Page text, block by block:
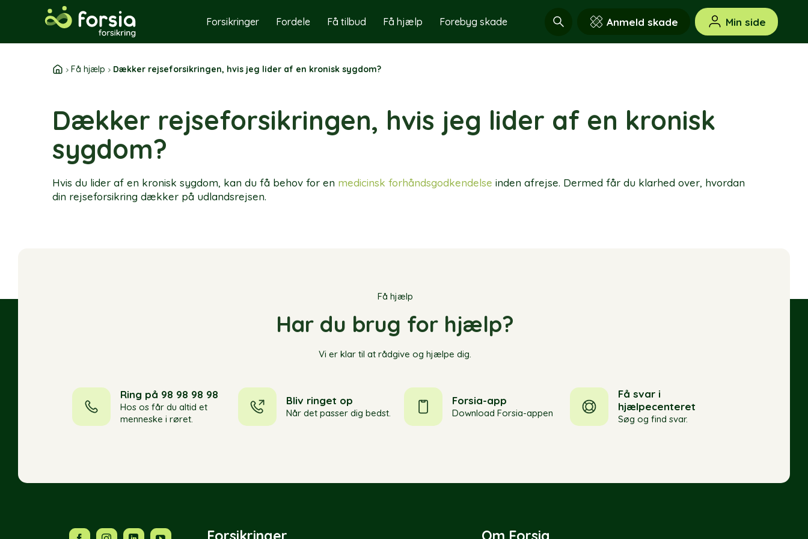
Forsikringer Fordele Få tilbud Få hjælp Forebyg skade Anmeld skade Min side
Få hjælp Dækker rejseforsikringen, hvis jeg lider af en kronisk sygdom?
Dækker rejseforsikringen, hvis jeg lider af en kronisk
sygdom?
Hvis du lider af en kronisk sygdom, kan du få behov for en medicinsk forhåndsgodkendelse inden afrejse. Dermed får du klarhed over, hvordan
din rejseforsikring dækker på udlandsrejsen.
Få hjælp
Har du brug for hjælp?
Vi er klar til at rådgive og hjælpe dig.
Ring på 98 98 98 98
Hos os får du altid et
menneske i røret.
Bliv ringet op
Når det passer dig bedst.
Forsia-app
Download Forsia-appen
Få svar i
hjælpecenteret
Søg og find svar.
Forsikringer Om Forsia